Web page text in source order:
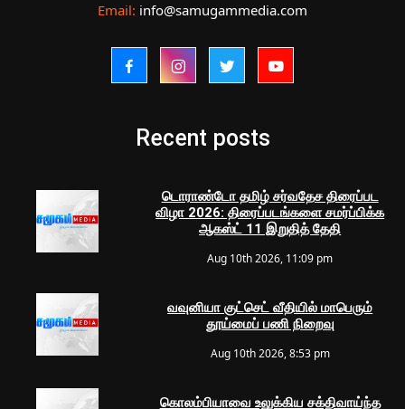
Email: info@samugammedia.com
Recent posts
டொராண்டோ தமிழ் சர்வதேச திரைப்பட
விழா 2026: திரைப்படங்களை சமர்ப்பிக்க
ஆகஸ்ட் 11 இறுதித் தேதி
Aug 10th 2026, 11:09 pm
வவுனியா குட்செட் வீதியில் மாபெரும்
தூய்மைப் பணி நிறைவு
Aug 10th 2026, 8:53 pm
கொலம்பியாவை உலுக்கிய சக்திவாய்ந்த